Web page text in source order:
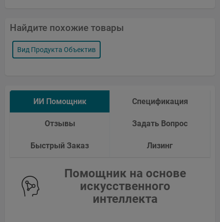
Найдите похожие товары
Вид Продукта Объектив
ИИ Помощник Спецификация
Отзывы Задать Вопрос
Быстрый Заказ Лизинг
Помощник на основе
искусственного
интеллекта